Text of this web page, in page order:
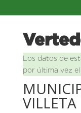
Los datos de
por última vez el
VILLETA